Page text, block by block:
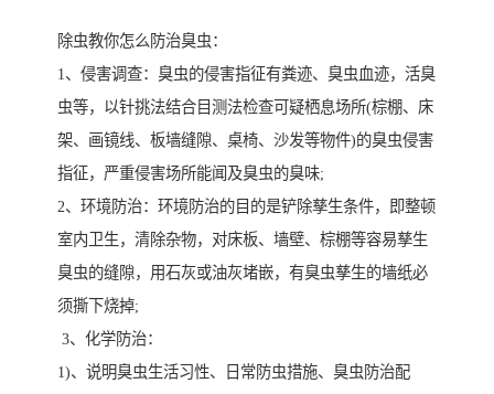
除虫教你怎么防治臭虫：
1、侵害调查：臭虫的侵害指征有粪迹、臭虫血迹，活臭
虫等，以针挑法结合目测法检查可疑栖息场所(棕棚、床
架、画镜线、板墙缝隙、桌椅、沙发等物件)的臭虫侵害
指征，严重侵害场所能闻及臭虫的臭味;
2、环境防治：环境防治的目的是铲除孳生条件，即整顿
室内卫生，清除杂物，对床板、墙壁、棕棚等容易孳生
臭虫的缝隙，用石灰或油灰堵嵌，有臭虫孳生的墙纸必
须撕下烧掉;
3、化学防治：
1)、说明臭虫生活习性、日常防虫措施、臭虫防治配